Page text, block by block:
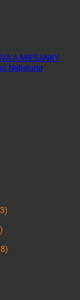
A MIEŠANKY
Nebelung